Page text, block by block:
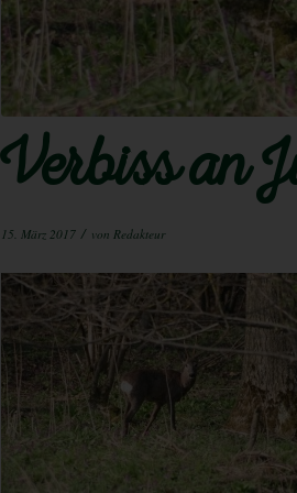
Verbiss an
15. März 2017 / von Redakteur